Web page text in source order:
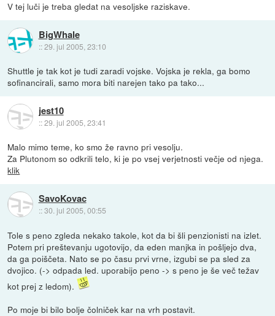
V tej luči je treba gledat na vesoljske raziskave.
BigWhale
::29. jul 2005, 23:10
Shuttle je tak kot je tudi zaradi vojske. Vojska je rekla, ga bomo
sofinancirali, samo mora biti narejen tako pa tako...
jest10
::29. jul 2005, 23:41
Malo mimo teme, ko smo že ravno pri vesolju.
Za Plutonom so odkrili telo, ki je po vsej verjetnosti večje od njega.
klik
SavoKovac
::30. jul 2005, 00:55
Tole s peno zgleda nekako takole, kot da bi šli penzionisti na izlet.
Potem pri preštevanju ugotovijo, da eden manjka in pošljejo dva,
da ga poiščeta. Nato se po času prvi vrne, izgubi se pa sled za
dvojico. (-> odpada led. uporabijo peno -> s peno je še več težav
kot prej z ledom).
Po moje bi bilo bolje čolniček kar na vrh postavit.